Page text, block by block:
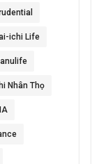
ichi Life
Nhân Thọ